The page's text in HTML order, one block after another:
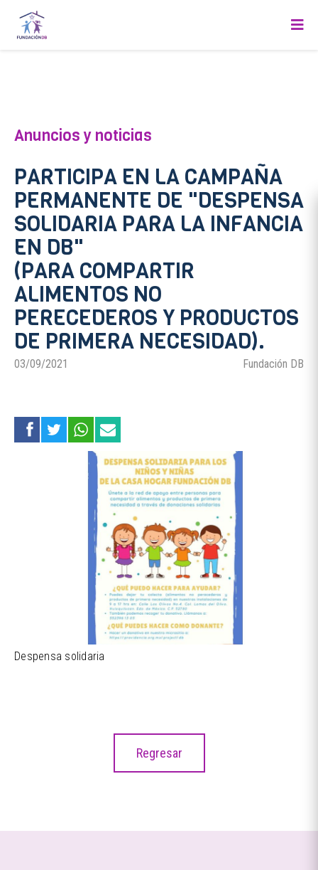
Anuncios y noticias
PARTICIPA EN LA CAMPAÑA
PERMANENTE DE "DESPENSA
SOLIDARIA PARA LA INFANCIA
EN DB"
(PARA COMPARTIR
ALIMENTOS NO
PERECEDEROS Y PRODUCTOS
DE PRIMERA NECESIDAD).
03/09/2021 Fundación DB
Despensa solidaria
Regresar